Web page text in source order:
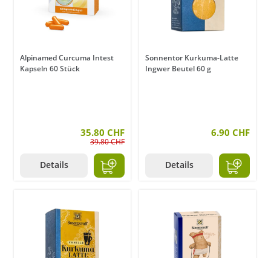
Alpinamed Curcuma Intest
Kapseln 60 Stück
35.80 CHF
39.80 CHF
Details
Sonnentor Kurkuma-Latte
Ingwer Beutel 60 g
6.90 CHF
Details